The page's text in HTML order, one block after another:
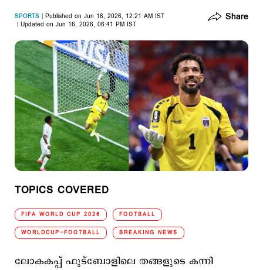
SPORTS
Published on Jun 16, 2026, 12:21 AM IST
Updated on Jun 16, 2026, 06:41 PM IST
Share
TOPICS COVERED
FIFA WORLD CUP 2026 FOOTBALL
WORLDCUP-FOOTBALL BREAKING NEWS
ലോകകപ്പ് ഫുട്ബോളിലെ തങ്ങളുടെ കന്നി